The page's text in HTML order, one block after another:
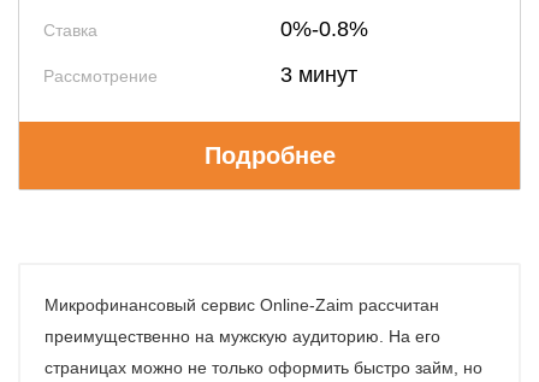
Ставка 0%-0.8%
Рассмотрение 3 минут
Подробнее
Микрофинансовый сервис Online-Zaim рассчитан
преимущественно на мужскую аудиторию. На его
страницах можно не только оформить быстро займ, но